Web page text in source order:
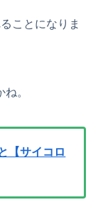
ことになりま
。
【サイコロ